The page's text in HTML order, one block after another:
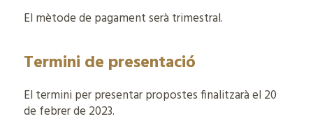
El mètode de pagament serà trimestral.
Termini de presentació
El termini per presentar propostes finalitzarà el 20
de febrer de 2023.